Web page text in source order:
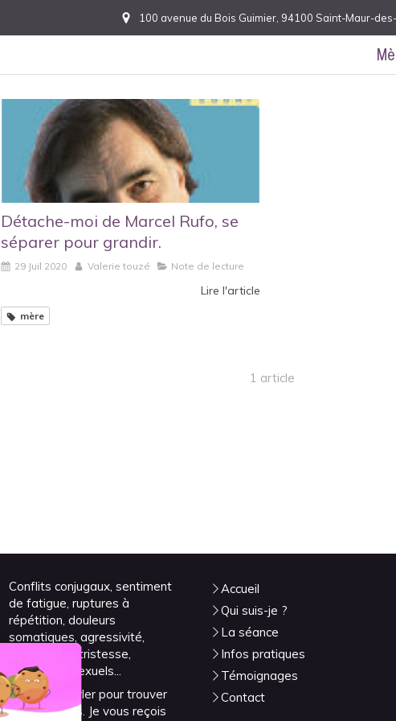
100 avenue du Bois Guimier, 94100 Saint-Maur-
Détache-moi de Marcel Rufo, se
séparer pour grandir.
29 Juil 2020 Valerie touzé Note de lecture
Lire l'article
mère
1 article
Conflits conjugaux, sentiment
de fatigue, ruptures à
répétition, douleurs
somatiques, agressivité,
ruminations, tristesse,
problèmes sexuels...
Venez en parler pour trouver
des solutions. Je vous reçois
Accueil
Qui suis-je ?
La séance
Infos pratiques
Témoignages
Contact